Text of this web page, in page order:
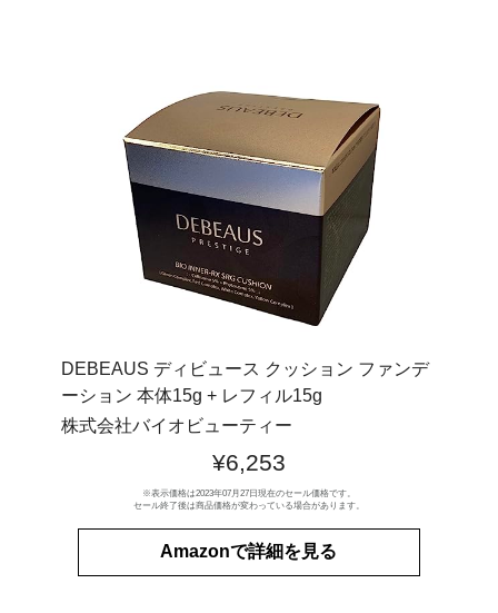
DEBEAUS ディビュース クッション ファンデ
ーション 本体15g + レフィル15g
株式会社バイオビューティー
¥6,253
※表示価格は2023年07月27日現在のセール価格です。
セール終了後は商品価格が変わっている場合があります。
Amazonで詳細を見る